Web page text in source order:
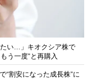
たい…」キオクシア株で
う一度”と再購入
“割安になった成長株”に